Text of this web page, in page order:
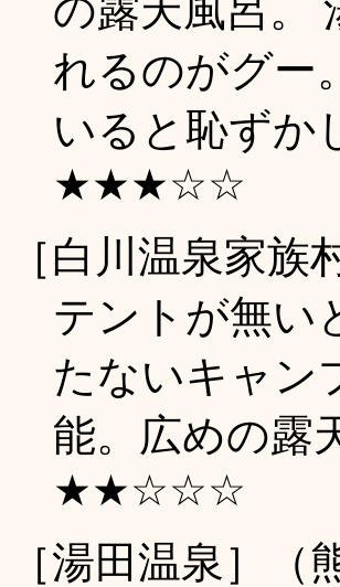
の露天風呂。
れるのがグー
いると恥ずか
★★★☆☆
［白川温泉家
テントが無い
たないキャン
能。広めの露
★★☆☆☆
［湯田温泉］（